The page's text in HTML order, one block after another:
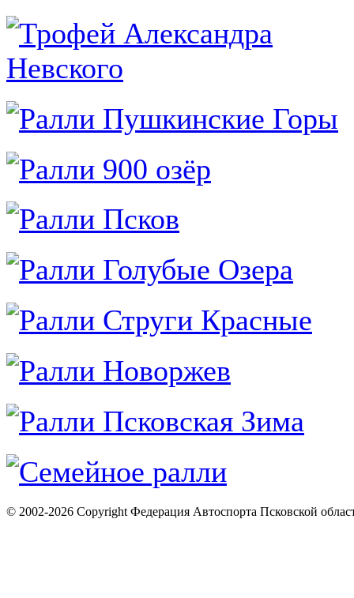
© 2002-2026 Copyright Федерация Автоспорта Псковской